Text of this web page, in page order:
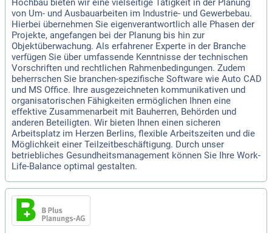
Hochbau bieten wir eine vielseitige Tätigkeit in der Planung
von Um- und Ausbauarbeiten im Industrie- und Gewerbebau.
Hierbei übernehmen Sie eigenverantwortlich alle Phasen der
Projekte, angefangen bei der Planung bis hin zur
Objektüberwachung. Als erfahrener Experte in der Branche
verfügen Sie über umfassende Kenntnisse der technischen
Vorschriften und rechtlichen Rahmenbedingungen. Zudem
beherrschen Sie branchen-spezifische Software wie Auto CAD
und MS Office. Ihre ausgezeichneten kommunikativen und
organisatorischen Fähigkeiten ermöglichen Ihnen eine
effektive Zusammenarbeit mit Bauherren, Behörden und
anderen Beteiligten. Wir bieten Ihnen einen sicheren
Arbeitsplatz im Herzen Berlins, flexible Arbeitszeiten und die
Möglichkeit einer Teilzeitbeschäftigung. Durch unser
betriebliches Gesundheitsmanagement können Sie Ihre Work-
Life-Balance optimal gestalten.